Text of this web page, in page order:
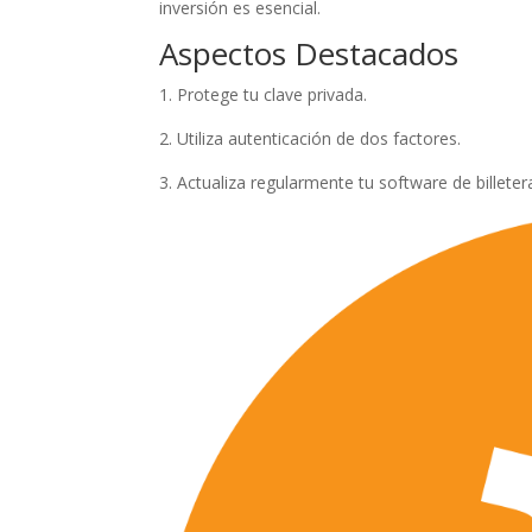
inversión es esencial.
Aspectos Destacados
1. Protege tu clave privada.
2. Utiliza autenticación de dos factores.
3. Actualiza regularmente tu software de